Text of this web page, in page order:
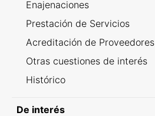
Enajenaciones
Prestación de Servicios
Acreditación de Proveedores
Otras cuestiones de interés
Histórico
De interés